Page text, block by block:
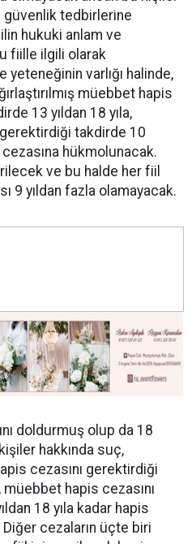
güvenlik tedbirlerine
hukuki anlam ve
fiille ilgili olarak
yeteneğinin varlığı halinde,
müebbet hapis
13 yıldan 18 yıla,
takdirde 10
cezasına hükmolunacak.
ve bu halde her fiil
9 yıldan fazla olamayacak.
doldurmuş olup da 18
hakkında suç,
cezasını gerektirdiği
müebbet hapis cezasını
18 yıla kadar hapis
cezaların üçte biri